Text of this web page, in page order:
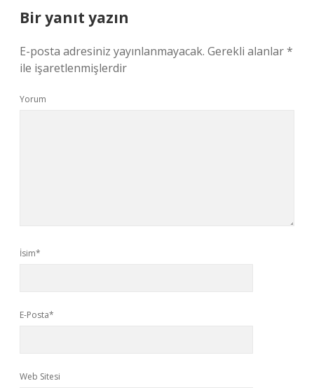
Bir yanıt yazın
E-posta adresiniz yayınlanmayacak. Gerekli alanlar*
ile işaretlenmişlerdir
Yorum
İsim*
E-Posta*
Web Sitesi